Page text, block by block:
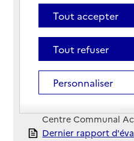
86220 - Dangé-Saint-
Voir itinéraire
Téléphone :
05 49 93 96 80
Contact
Contact
Site Internet
Site internet non
Centre Communal
Rapport HAS
Dernier rapport
Tout accepter
Tout refuser
Personnaliser